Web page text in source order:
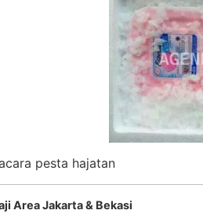
pesta hajatan
Area Jakarta & Bekasi